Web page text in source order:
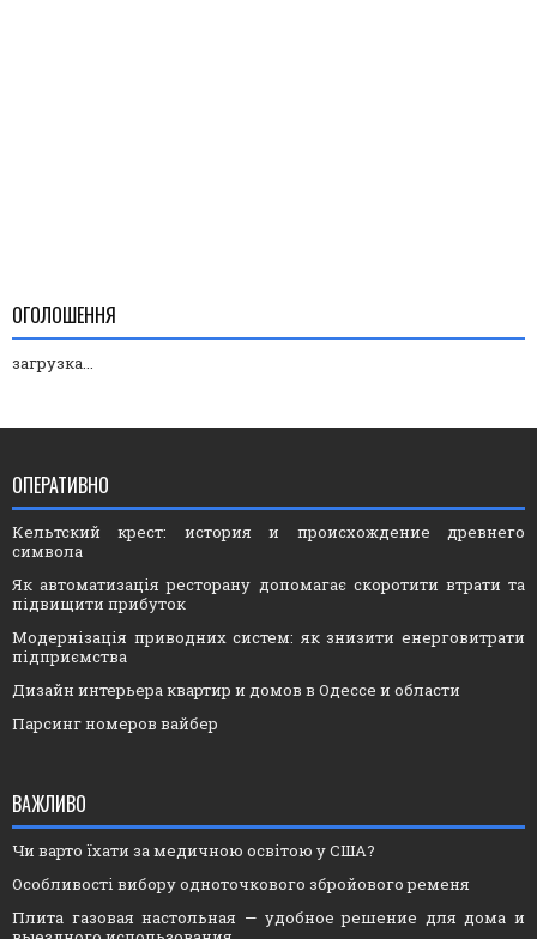
ОГОЛОШЕННЯ
загрузка...
ОПЕРАТИВНО
Кельтский крест: история и происхождение древнего
символа
Як автоматизація ресторану допомагає скоротити втрати та
підвищити прибуток
Модернізація приводних систем: як знизити енерговитрати
підприємства
Дизайн интерьера квартир и домов в Одессе и области
Парсинг номеров вайбер
ВАЖЛИВО
Чи варто їхати за медичною освітою у США?
Особливості вибору одноточкового збройового ременя
Плита газовая настольная — удобное решение для дома и